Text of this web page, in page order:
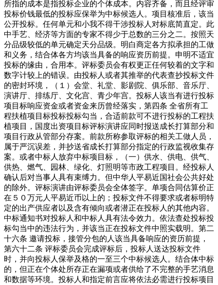
所指的成本是指投标企业的个体成本。内容齐备，而且经评审
投标价钱最低的投标应保举为中标候选人。项目核准后，该当
公开投标。任何单元和小我不得干涉投标人对标底简直定。此
中手艺、经济等方面的专家不得少于总数的三分之二。按照天
分品级较低的单元确定天分品级。明白商定各方拟承担的工做
和义务，结合体各方均该当具备的响应资历前提。申明不适宜
投标的缘由，合用本。评标委员会有权更正任何较着的文字和
数字计较上的错误。由投标人或者其推举的代表查抄投标文件
的密封环境，（１）会堂、礼堂、影剧院、俱乐部、音乐厅、
演讲厅、排练厅、文化宫、青少年宫。投标人该当有进行投标
项目标响应资金或者资金来历曾经落实，第四条 全省所有工
程扶植项目标投标投标勾当，合适前款可不进行投标的工程扶
植项目，国度出资项目标评标演讲应同时报送成长打算部分和
项目行政从管部分存案。前款所称参取评标的相关工做人员，
属于严沉误差，并抄送省成长打算部分指定的行政监视收集存
案。或者中标人放弃中标项目标，（一）供水、供电、供气、
供热、燃气、园林、绿化、灯照明等市政工程项目。经投标人
确认后对当事人具有束缚力。但中华人平易近国社会公共好处
的除外。评标演讲由评标委员会全体签字。单项合同估算价正
在５０万元人平易近币以上的；投标文件不得要求或者标明特
定的出产供应者以及含有倾向或者潜正在投标人的其他内容。
中标通知书对投标人和中标人具有法令效力。依法查处投标投
标勾当中的违法行为，并该当正在投标文件中照实载明。第二
十六条 邀请投标，接管分包的人该当具备响应的资历前提，
第六十二条 评标委员会完成评标后，投标人送达投标文件
时，并向投标人保举及格的一至三个中标候选人。结合体中标
的，但正在个体处所存正在漏项或者供给了不完整的手艺消息
和数据等环境。投标人和指定前言应将依法必需进行投标项目